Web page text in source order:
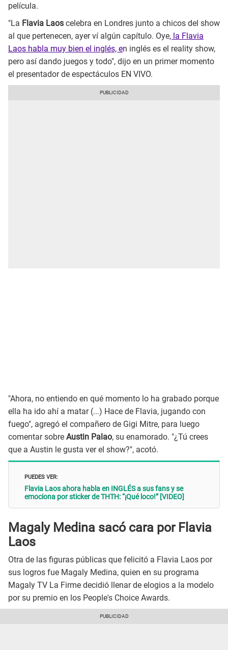
película.
"La Flavia Laos celebra en Londres junto a chicos del show
al que pertenecen, ayer ví algún capítulo. Oye, la Flavia
Laos habla muy bien el inglés, en inglés es el reality show,
pero así dando juegos y todo", dijo en un primer momento
el presentador de espectáculos EN VIVO.
"Ahora, no entiendo en qué momento lo ha grabado porque
ella ha ido ahí a matar (...) Hace de Flavia, jugando con
fuego", agregó el compañero de Gigi Mitre, para luego
comentar sobre Austin Palao, su enamorado. "¿Tú crees
que a Austin le gusta ver el show?", acotó.
PUEDES VER:
Flavia Laos ahora habla en INGLÉS a sus fans y se
emociona por sticker de THTH: “¡Qué loco!” [VIDEO]
Magaly Medina sacó cara por Flavia
Laos
Otra de las figuras públicas que felicitó a Flavia Laos por
sus logros fue Magaly Medina, quien en su programa
Magaly TV La Firme decidió llenar de elogios a la modelo
por su premio en los People's Choice Awards.